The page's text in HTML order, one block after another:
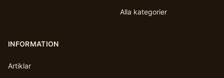
Alla kategorier
INFORMATION
Artiklar